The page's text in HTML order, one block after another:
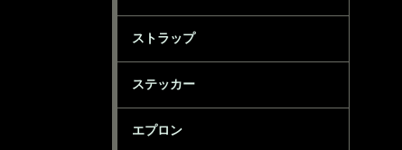
ストラップ
ステッカー
エプロン